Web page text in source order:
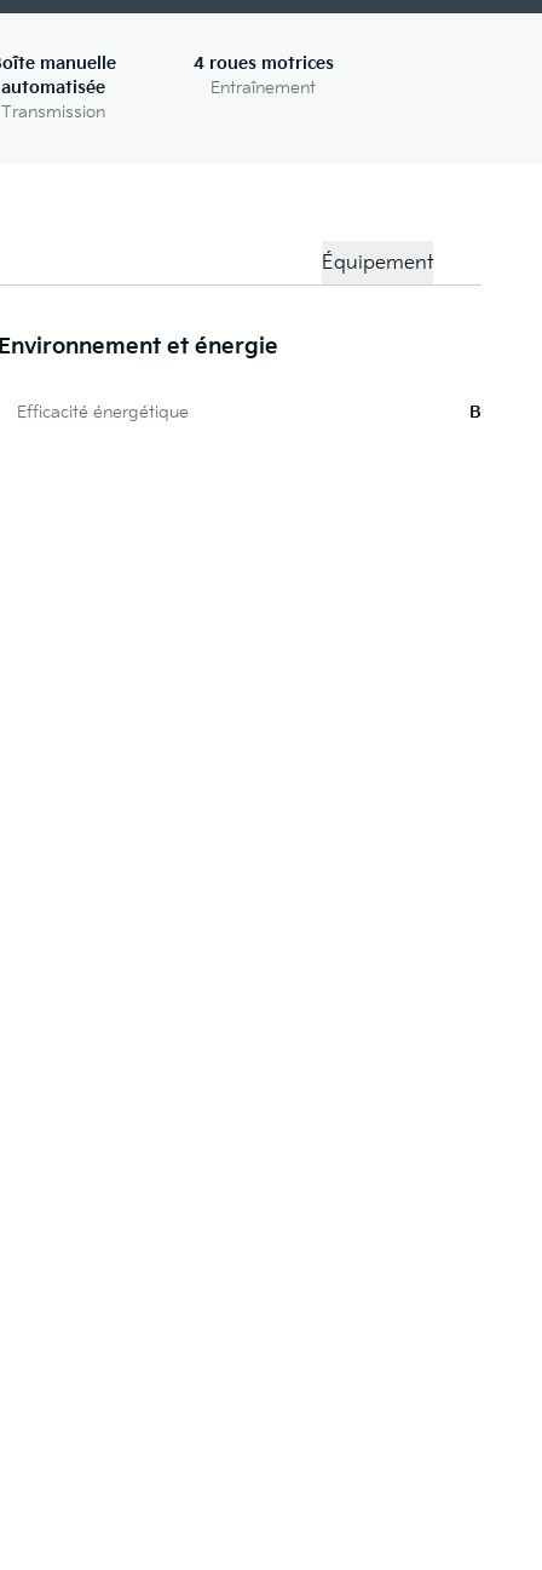
manuelle
automatisée
Transmission
4 roues motrices
Entraînement
Équipement
Environnement et énergie
Efficacité énergétique B